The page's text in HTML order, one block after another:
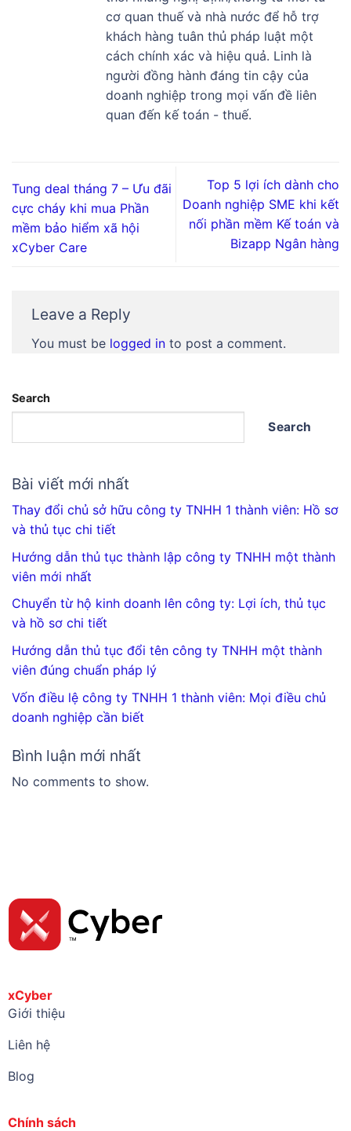
cơ quan thuế và nhà nước để hỗ trợ
khách hàng tuân thủ pháp luật một
cách chính xác và hiệu quả. Linh là
người đồng hành đáng tin cậy của
doanh nghiệp trong mọi vấn đề liên
quan đến kế toán - thuế.
Tung deal tháng 7 – Ưu đãi
cực cháy khi mua Phần
mềm bảo hiểm xã hội
xCyber Care
Top 5 lợi ích dành cho
Doanh nghiệp SME khi kết
nối phần mềm Kế toán và
Bizapp Ngân hàng
Leave a Reply
You must be logged in to post a comment.
Search
Search
Bài viết mới nhất
Thay đổi chủ sở hữu công ty TNHH 1 thành viên: Hồ sơ
và thủ tục chi tiết
Hướng dẫn thủ tục thành lập công ty TNHH một thành
viên mới nhất
Chuyển từ hộ kinh doanh lên công ty: Lợi ích, thủ tục
và hồ sơ chi tiết
Hướng dẫn thủ tục đổi tên công ty TNHH một thành
viên đúng chuẩn pháp lý
Vốn điều lệ công ty TNHH 1 thành viên: Mọi điều chủ
doanh nghiệp cần biết
Bình luận mới nhất
No comments to show.
xCyber
Giới thiệu
Liên hệ
Blog
Chính sách